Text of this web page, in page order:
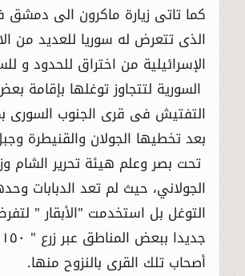
كما تاتى زيارة ماكرون الى
الذى تتعرض له سوريا للعديد من
الإسرائيلية من اختراق للحدود و
السورية لتتجاوز توغلها بإقامة
التفتيش فى قرى الجنوب السورى
بعد تخطيها الجولان والقنيطرة
تحت بصر وعلم هيئة تحرير الشام
الجولاني، حيث لم تعد الدبابات
التوغل بل استخدمت "الأبقار "
أصحاب تلك القرى بالنزوح منها.